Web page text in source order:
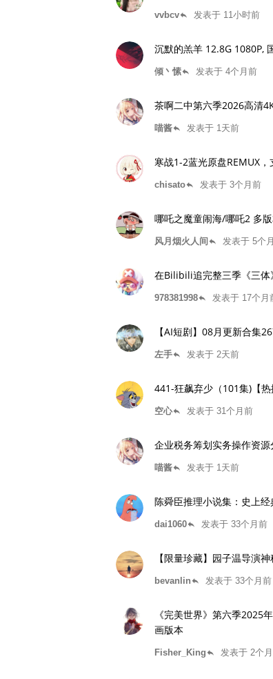
vvbcvreply 发表于 11小时前
沉默的羔羊 12.8G 1080P,
倾丶愫reply 发表于 4个月前
茶啊二中第六季2026高清
喵酱reply 发表于 1天前
寒战1-2蓝光原盘REMUX
chisatoreply 发表于 3个月前
哪吒之魔童闹海/哪吒2 多
风月烟火人间 reply 发表于 5个
在Bilibili追完整三季《三体
978381998reply 发表于 17个月
【AI短剧】08月更新合集
左手reply 发表于 2天前
441-狂飙弃少（101集)【热
空心reply 发表于 31个月前
企业税务筹划实务操作资源
喵酱reply 发表于 1天前
陈舜臣推理小说集：史上
dai1060reply 发表于 33个月前
【限量珍藏】园子温导演
bevanlin reply 发表于 33个月前
《完美世界》第六季2025
画版本
Fisher_King reply 发表于 2个